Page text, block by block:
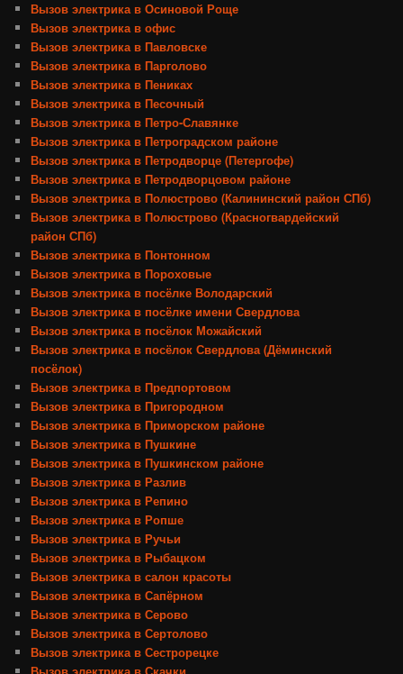
Вызов электрика в Осиновой Роще
Вызов электрика в офис
Вызов электрика в Павловске
Вызов электрика в Парголово
Вызов электрика в Пениках
Вызов электрика в Песочный
Вызов электрика в Петро-Славянке
Вызов электрика в Петроградском районе
Вызов электрика в Петродворце (Петергофе)
Вызов электрика в Петродворцовом районе
Вызов электрика в Полюстрово (Калининский район СПб)
Вызов электрика в Полюстрово (Красногвардейский
район СПб)
Вызов электрика в Понтонном
Вызов электрика в Пороховые
Вызов электрика в посёлке Володарский
Вызов электрика в посёлке имени Свердлова
Вызов электрика в посёлок Можайский
Вызов электрика в посёлок Свердлова (Дёминский
посёлок)
Вызов электрика в Предпортовом
Вызов электрика в Пригородном
Вызов электрика в Приморском районе
Вызов электрика в Пушкине
Вызов электрика в Пушкинском районе
Вызов электрика в Разлив
Вызов электрика в Репино
Вызов электрика в Ропше
Вызов электрика в Ручьи
Вызов электрика в Рыбацком
Вызов электрика в салон красоты
Вызов электрика в Сапёрном
Вызов электрика в Серово
Вызов электрика в Сертолово
Вызов электрика в Сестрорецке
Вызов электрика в Скачки